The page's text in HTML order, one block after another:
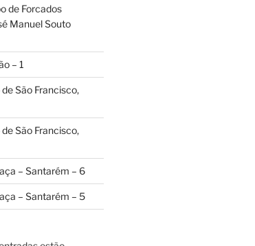
de Forcados
Manuel Souto
– 1
São Francisco,
São Francisco,
– Santarém – 6
– Santarém – 5